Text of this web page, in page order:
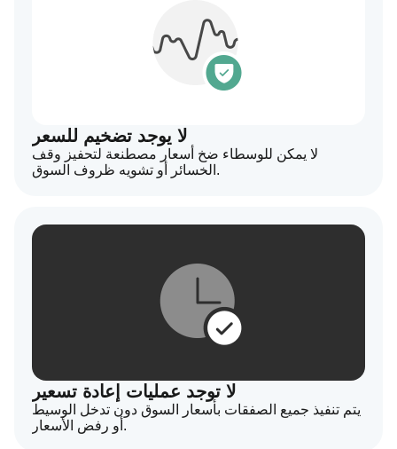
لا يوجد تضخيم للسعر
لا يمكن للوسطاء ضخ أسعار مصطنعة لتحفيز وقف
الخسائر أو تشويه ظروف السوق.
لا توجد عمليات إعادة تسعير
يتم تنفيذ جميع الصفقات بأسعار السوق دون تدخل الوسيط
أو رفض الأسعار.